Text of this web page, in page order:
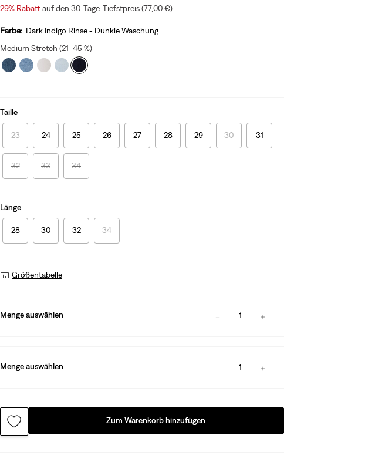
price
Price
29% Rabattauf den 30-Tage-Tiefstpreis (77,00 €)
Farbe: Dark Indigo Rinse - Dunkle Waschung
Medium Stretch (21–45 %)
Taille
23 24 25 26 27 28 29 30 31
32 33 34
Länge
28 30 32 34
Größentabelle
Menge auswählen 1
Menge auswählen 1
Zum Warenkorb hinzufügen